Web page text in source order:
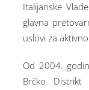
Italijanske
glavna
uslovi za
Od 2004.
Brčko